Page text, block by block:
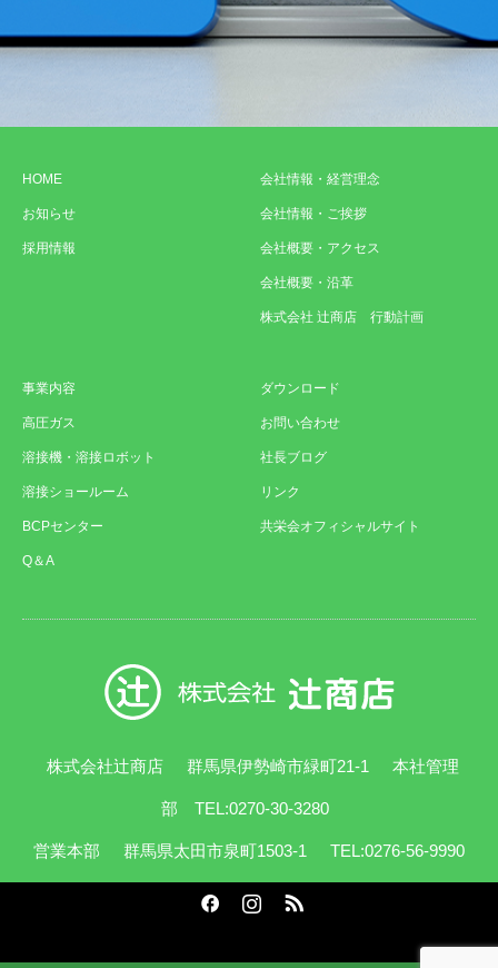
HOME
お知らせ
採用情報
会社情報・経営理念
会社情報・ご挨拶
会社概要・アクセス
会社概要・沿革
株式会社 辻商店 行動計画
事業内容
高圧ガス
溶接機・溶接ロボット
溶接ショールーム
BCPセンター
Q＆A
ダウンロード
お問い合わせ
社長ブログ
リンク
共栄会オフィシャルサイト
株式会社辻商店 群馬県伊勢崎市緑町21-1 本社管理
部 TEL:0270-30-3280
営業本部 群馬県太田市泉町1503-1 TEL:0276-56-9990